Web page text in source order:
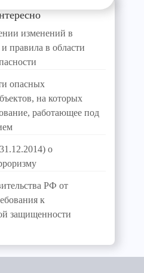
изменений в
правила в области
опасных
на которых
работающее под
о
РФ от
к
защищенности